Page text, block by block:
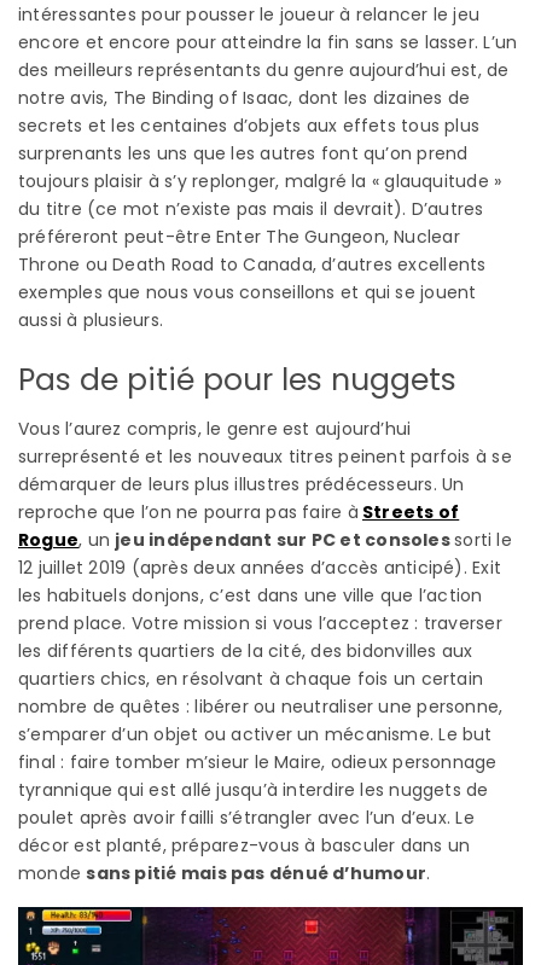
intéressantes pour pousser le joueur à relancer le jeu
encore et encore pour atteindre la fin sans se lasser. L’un
des meilleurs représentants du genre aujourd’hui est, de
notre avis, The Binding of Isaac, dont les dizaines de
secrets et les centaines d’objets aux effets tous plus
surprenants les uns que les autres font qu’on prend
toujours plaisir à s’y replonger, malgré la « glauquitude »
du titre (ce mot n’existe pas mais il devrait). D’autres
préféreront peut-être Enter The Gungeon, Nuclear
Throne ou Death Road to Canada, d’autres excellents
exemples que nous vous conseillons et qui se jouent
aussi à plusieurs.
Pas de pitié pour les nuggets
Vous l’aurez compris, le genre est aujourd’hui
surreprésenté et les nouveaux titres peinent parfois à se
démarquer de leurs plus illustres prédécesseurs. Un
reproche que l’on ne pourra pas faire à Streets of
Rogue, un jeu indépendant sur PC et consolessorti le
12 juillet 2019 (après deux années d’accès anticipé). Exit
les habituels donjons, c’est dans une ville que l’action
prend place. Votre mission si vous l’acceptez : traverser
les différents quartiers de la cité, des bidonvilles aux
quartiers chics, en résolvant à chaque fois un certain
nombre de quêtes : libérer ou neutraliser une personne,
s’emparer d’un objet ou activer un mécanisme. Le but
final : faire tomber m’sieur le Maire, odieux personnage
tyrannique qui est allé jusqu’à interdire les nuggets de
poulet après avoir failli s’étrangler avec l’un d’eux. Le
décor est planté, préparez-vous à basculer dans un
mondesans pitié mais pas dénué d’humour.